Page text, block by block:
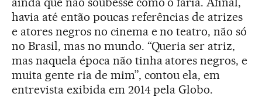
havia até então poucas referências de atrizes
e atores negros no cinema e no teatro, não só
no Brasil, mas no mundo. “Queria ser atriz,
mas naquela época não tinha atores negros, e
muita gente ria de mim”, contou ela, em
entrevista exibida em 2014 pela Globo.